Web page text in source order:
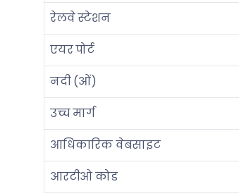
रेलवे स्टेशन
एयर पोर्ट
नदी (ओं)
उच्च मार्ग
आधिकारिक वेबसाइट
आरटीओ कोड